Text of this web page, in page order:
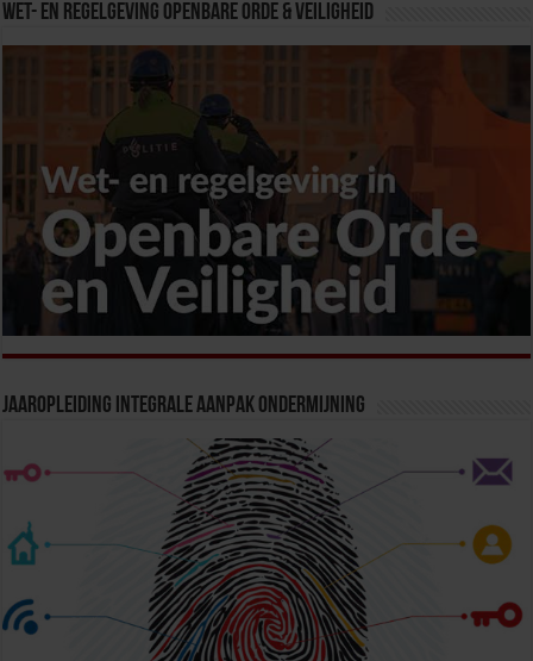
Wet- en Regelgeving Openbare Orde & Veiligheid
Jaaropleiding Integrale Aanpak Ondermijning